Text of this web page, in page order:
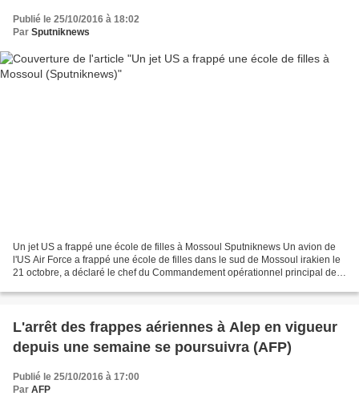
Publié le 25/10/2016 à 18:02
Par Sputniknews
Un jet US a frappé une école de filles à Mossoul Sputniknews Un avion de
l'US Air Force a frappé une école de filles dans le sud de Mossoul irakien le
21 octobre, a déclaré le chef du Commandement opérationnel principal de
L'arrêt des frappes aériennes à Alep en vigueur
depuis une semaine se poursuivra (AFP)
Publié le 25/10/2016 à 17:00
Par AFP